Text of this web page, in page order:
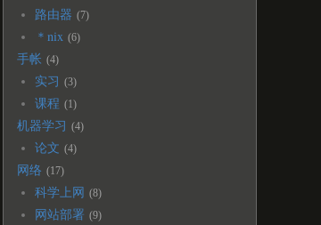
路由器 7
＊nix 6
手帐 4
实习 3
课程 1
机器学习 4
论文 4
网络 17
科学上网 8
网站部署 9